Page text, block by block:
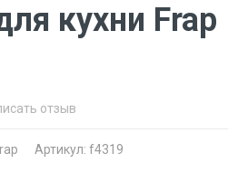
кухни Frap
отзыв
Артикул: f4319